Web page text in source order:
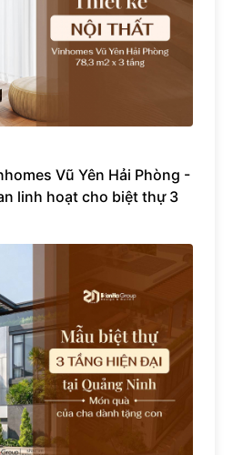
Vũ Yên Hải Phòng -
linh hoạt cho biệt thự 3